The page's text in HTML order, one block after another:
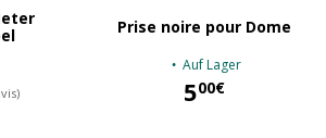
Prise noire pour Dome
Auf Lager
500€